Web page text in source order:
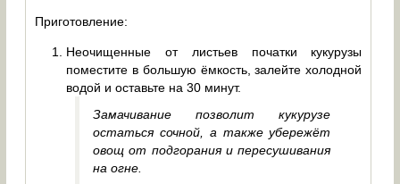
Приготовление:
Неочищенные от листьев початки кукурузы
поместите в большую ёмкость, залейте холодной
водой и оставьте на 30 минут.
Замачивание позволит кукурузе
остаться сочной, а также убережёт
овощ от подгорания и пересушивания
на огне.